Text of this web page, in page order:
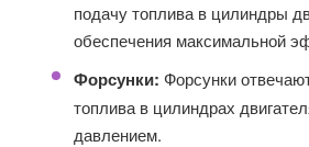
подачу топлива в цилиндры
обеспечения максимальной
Форсунки: Форсунки
топлива в цилиндрах
давлением.